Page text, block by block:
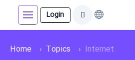
Login
Home Topics Internet